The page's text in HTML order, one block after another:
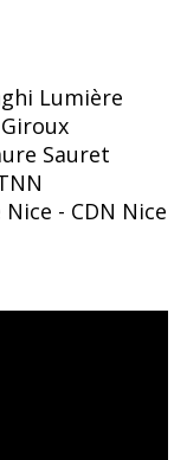
Lumière
Sauret
- CDN Nice